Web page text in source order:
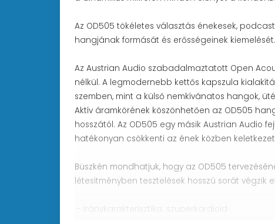
Az OD505 tökéletes választás énekesek,
hangjának formását és erősségeinek kiemelését.
Az Austrian Audio szabadalmaztatott Open
nélkül. A legmodernebb kettős kapszula
szemben, mint a külső nemkívánatos hangok,
Aktív áramkörének köszönhetően az OD505
hosszától. Az OD505 egy másik Austrian Audio
hatékonyan csökkenti az ének közben
Büszkén mondhatjuk, hogy az OD505
létesítményben tesztelések hosszú sorát végzik
- Iránykarakterisztika: szuperkardioid